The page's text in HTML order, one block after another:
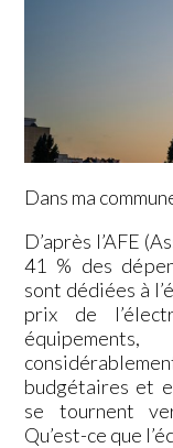
Dans ma
D’après l’AFE
41 % des
sont dédiées à
prix de
budgétaires et
se tournent
Qu’est-ce que